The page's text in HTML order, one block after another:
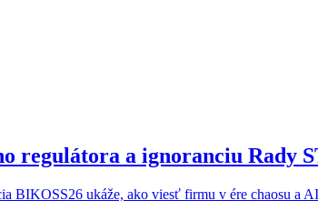
regulátora a ignoranciu Rady